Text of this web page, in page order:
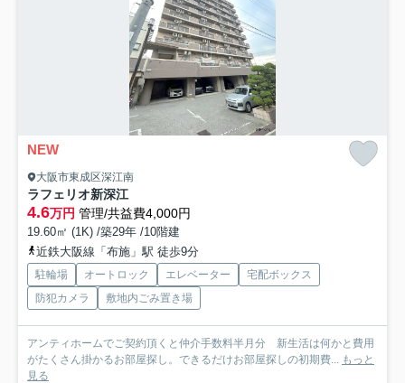
NEW
大阪市東成区深江南
ラフェリオ新深江
4.6万円 管理/共益費4,000円
19.60㎡ (1K) /築29年 /10階建
近鉄大阪線「布施」駅 徒歩9分
駐輪場 オートロック エレベーター
宅配ボックス
防犯カメラ
敷地内ごみ置き場
アンティホームでご契約頂くと仲介手数料半月分 新生活は何かと費用
がたくさん掛かるお部屋探し。できるだけお部屋探しの初期費... もっと
見る